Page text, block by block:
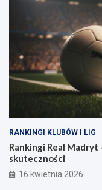
RANKINGI KLUBÓW I LIG
Rankingi Real Madryt
skuteczności
16 kwietnia 2026